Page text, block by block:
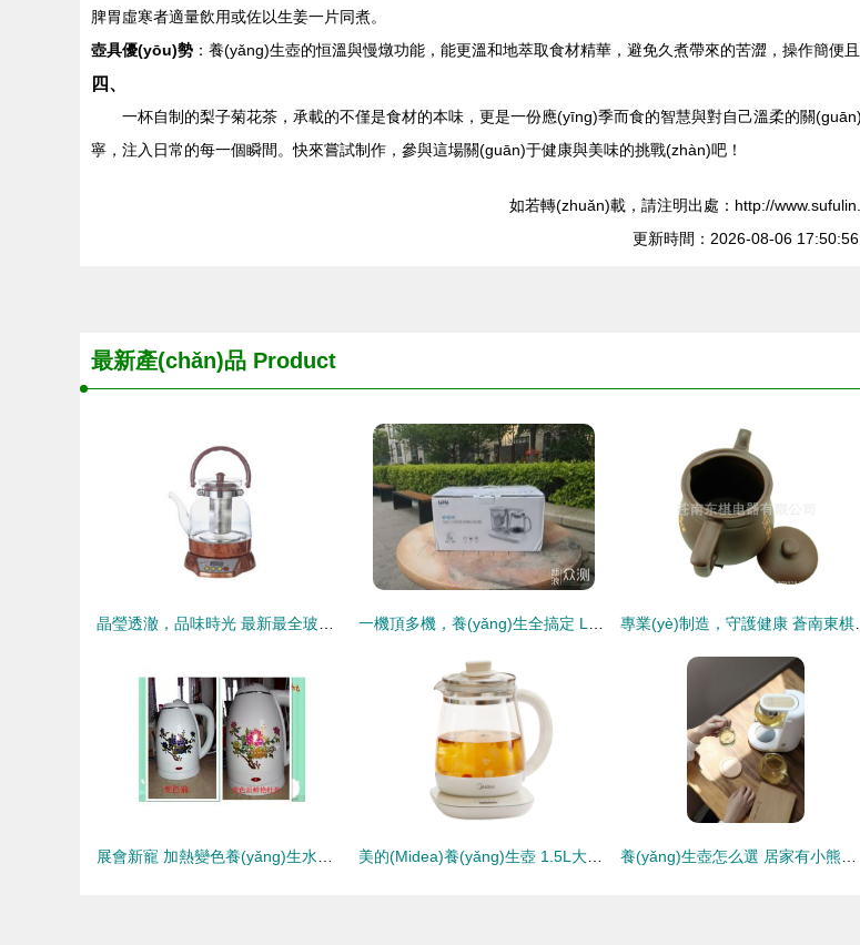
脾胃虛寒者適量飲用或佐以生姜一片同煮。
壺具優(yōu)勢 ：養(yǎng)生壺的恒溫與慢燉功能，能更溫和地萃取食材精華，避免久煮帶來的苦澀，操作簡便
四、
一杯自制的梨子菊花茶，承載的不僅是食材的本味，更是一份應(yīng)季而食的智慧與對自己溫柔的關
寧，注入日常的每一個瞬間。快來嘗試制作，參與這場關(guān)于健康與美味的挑戰(zhàn)吧！
如若轉(zhuǎn)載，請注明出處：http://
更新時間：2026-08-06 17:50:56
最新產(chǎn)品 Product